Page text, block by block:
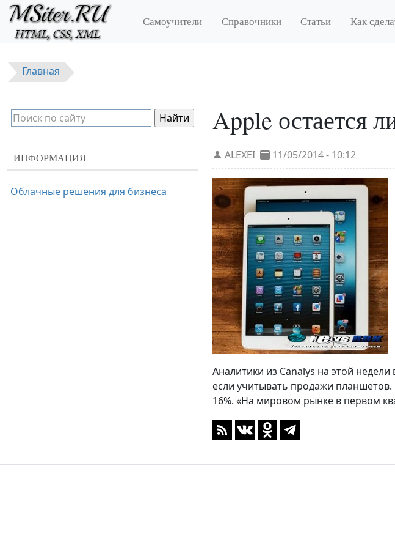
Перейти к основному содержанию
Самоучители Справочники Статьи Как
Главная
Apple остается
ALEXEI 11/05/2014 - 10:12
Аналитики из Canalys на этой
если учитывать продажи
16%. «На мировом рынке в первом
ИНФОРМАЦИЯ
Облачные решения для бизнеса